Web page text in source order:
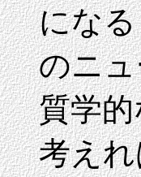
にな
のニ
質学
考え